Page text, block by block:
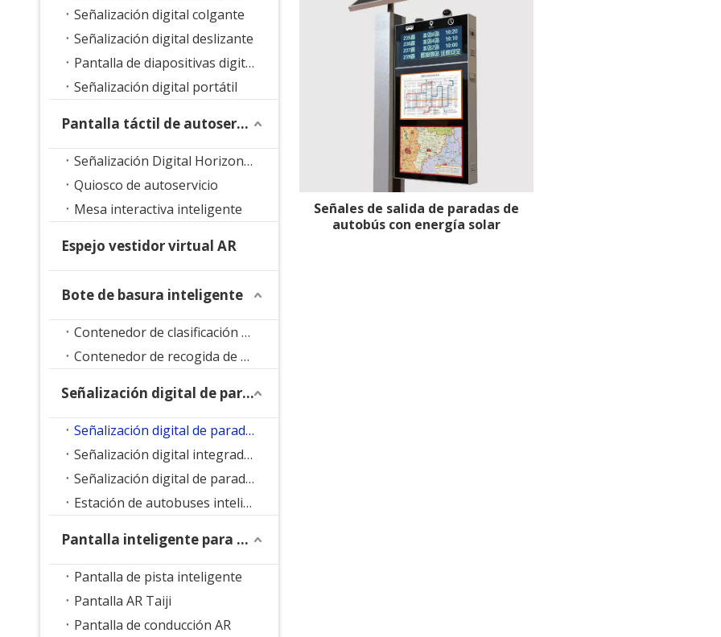
Señalización digital colgante
Señalización digital deslizante
Pantalla de diapositivas digitales
Señalización digital portátil
Pantalla táctil de autoservicio
Señalización Digital Horizontal
Quiosco de autoservicio
Mesa interactiva inteligente
Espejo vestidor virtual AR
Bote de basura inteligente
Contenedor de clasificación de residuos inteligente
Contenedor de recogida de residuos inteligente
Señalización digital de parada de autobús
Señalización digital de parada de autobús con soporte de suelo
Señalización digital integrada en parada de autobús
Señalización digital de parada de autobús LED
Estación de autobuses inteligente
Pantalla inteligente para parque
Pantalla de pista inteligente
Pantalla AR Taiji
Pantalla de conducción AR
Señales de salida de paradas de
autobús con energía solar